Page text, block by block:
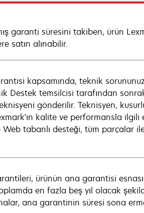
garanti süresini takiben, ürün
satın alınabilir.
kapsamında, teknik
Destek temsilcisi tarafından
gönderilir. Teknisyen,
kalite ve performansla ilgili
tabanlı desteği, tüm parçalar
ürünün ana garantisi
en fazla beş yıl olacak
ana garantinin süresi sona